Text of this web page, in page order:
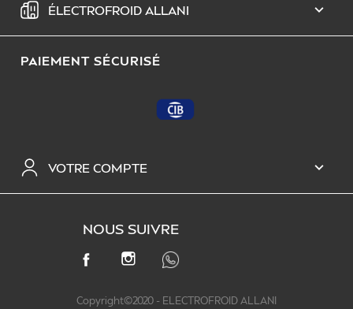
ÉLECTROFROID ALLANI 
PAIEMENT SÉCURISÉ
VOTRE COMPTE 
NOUS SUIVRE
FACEBOOKINSTAGRAM
Copyright©2020 - ELECTROFROID ALLANI